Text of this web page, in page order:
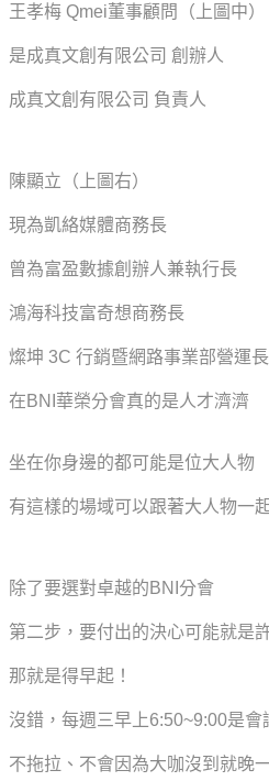
王孝梅 Qmei董事顧問（上圖中）
是成真文創有限公司 創辦人
成真文創有限公司 負責人
陳顯立（上圖右）
現為凱絡媒體商務長
曾為富盈數據創辦人兼執行長
鴻海科技富奇想商務長
燦坤 3C 行銷暨網路事業部營運長
在BNI華榮分會真的是人才濟濟
坐在你身邊的都可能是位大人物
有這樣的場域可以跟著大人物一
除了要選對卓越的BNI分會
第二步，要付出的決心可能就是
那就是得早起！
沒錯，每週三早上6:50~9:00是會
不拖拉、不會因為大咖沒到就晚